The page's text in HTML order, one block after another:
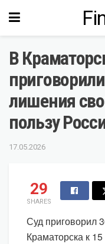
В
лишения
пользу
17.05.2026
29
SHARES
Суд приговорил
Краматорска к